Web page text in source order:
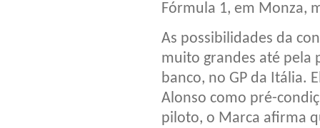
Fórmula 1, em Monza,
As possibilidades da
muito grandes até pela
banco, no GP da Itália.
Alonso como pré-
piloto, o Marca afirma